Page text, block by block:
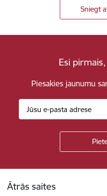
Sniegt
Esi
Piesakies jaunumu
Ātrās saites